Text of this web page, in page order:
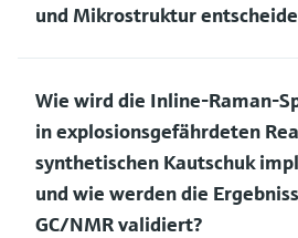
und Mikrostruktur
Wie wird die Inline-Raman-
in explosionsgefährdeten
synthetischen Kautschuk
und wie werden die
GC/NMR validiert?